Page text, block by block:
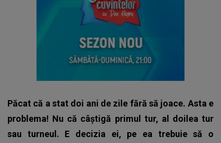
Păcat că a stat doi ani de zile fără să joace. Asta e
problema! Nu că câștigă primul tur, al doilea tur
sau turneul. E decizia ei, pe ea trebuie să o